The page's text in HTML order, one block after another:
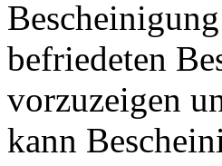
befriedeten
vorzuzeigen
kann